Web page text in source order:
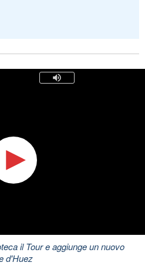
il Tour e aggiunge un nuovo
d'Huez